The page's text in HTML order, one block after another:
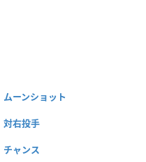
ムーンショット
対右投手
チャンス